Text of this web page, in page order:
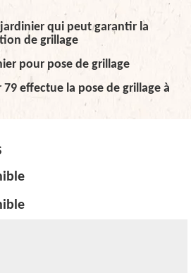
qui peut garantir la
de grillage
pour pose de grillage
79 effectue la pose de grillage à